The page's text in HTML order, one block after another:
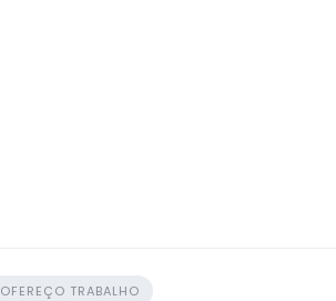
OFEREÇO TRABALHO